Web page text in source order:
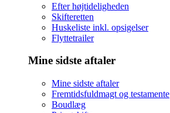
Efter højtideligheden
Skifteretten
Huskeliste inkl. opsigelser
Flyttetrailer
Mine sidste aftaler
Mine sidste aftaler
Fremtidsfuldmagt og testamente
Boudlæg